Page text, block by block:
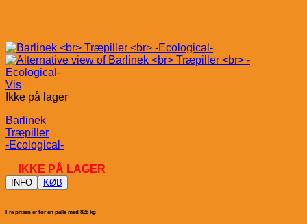
Vis
Ikke på lager
Barlinek
Træpiller
-Ecological-
IKKE PÅ LAGER
INFO KØB
Fra prisen er for en palle med 825 kg